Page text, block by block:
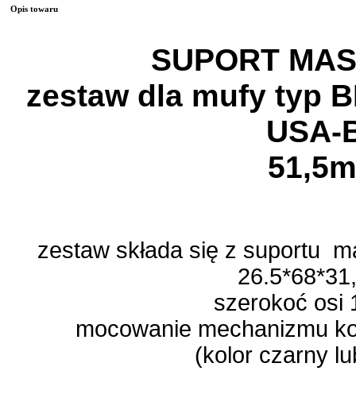
Opis towaru
SUPORT
zestaw dla mufy typ
USA-
zestaw składa się z suportu
szerokoć osi
mocowanie mechanizmu
(kolor czarny